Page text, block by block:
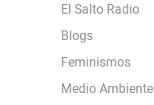
El Salto Radio
Blogs
Feminismos
Medio Ambiente